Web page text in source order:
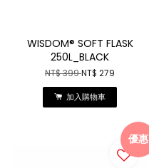
WISDOM® SOFT FLASK
250L_BLACK
NT$ 399NT$ 279
加入購物車
優惠